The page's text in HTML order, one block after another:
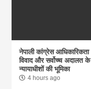
नेपाली कांग्रेस आधिकारिकता
विवाद और सर्वोच्च अदालत के
न्यायाधीशों की भूमिका
4 hours ago